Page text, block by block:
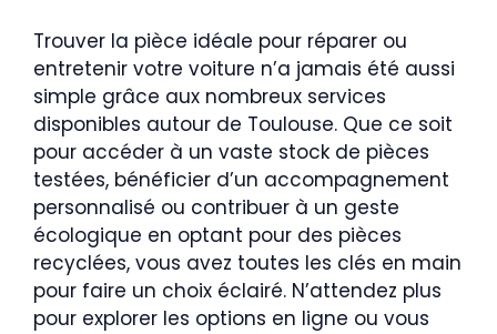
Trouver la pièce idéale pour réparer ou
entretenir votre voiture n’a jamais été aussi
simple grâce aux nombreux services
disponibles autour de Toulouse. Que ce soit
pour accéder à un vaste stock de pièces
testées, bénéficier d’un accompagnement
personnalisé ou contribuer à un geste
écologique en optant pour des pièces
recyclées, vous avez toutes les clés en main
pour faire un choix éclairé. N’attendez plus
pour explorer les options en ligne ou vous